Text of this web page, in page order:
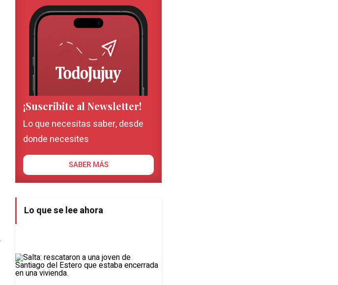
¡Suscribite al Newsletter!
Lo que necesitas saber, desde
donde necesites
SABER MÁS
Lo que se lee ahora